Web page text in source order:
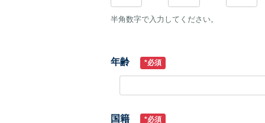
半角数字で入力してください。
年齢 *必須
国籍 *必須